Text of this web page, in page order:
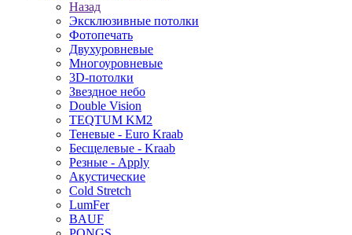
Назад
Эксклюзивные потолки
Фотопечать
Двухуровневые
Многоуровневые
3D-потолки
Звездное небо
Double Vision
TEQTUM KM2
Теневые - Euro Kraab
Бесщелевые - Kraab
Резные - Apply
Акустические
Cold Stretch
LumFer
BAUF